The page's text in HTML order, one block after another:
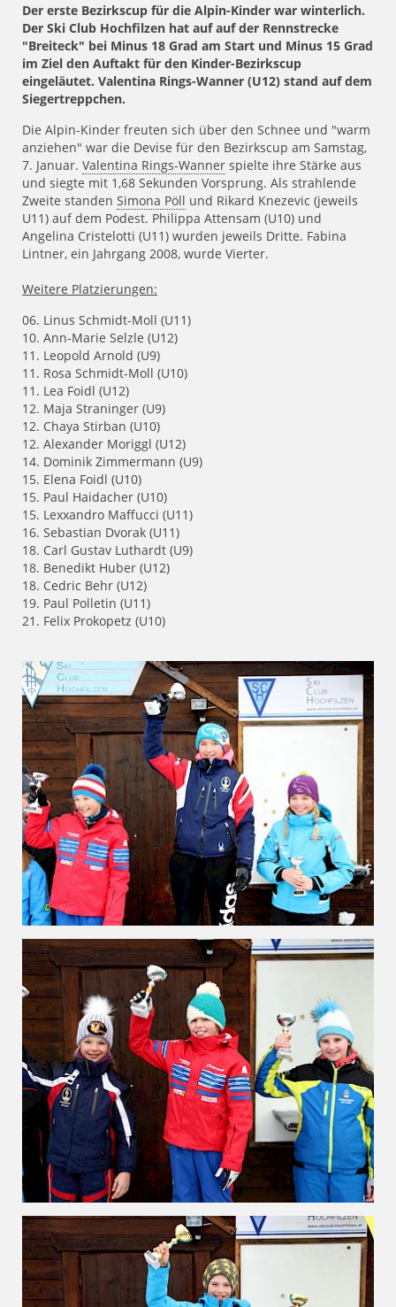
Der erste Bezirkscup für die Alpin-Kinder war winterlich.
Der Ski Club Hochfilzen hat auf auf der Rennstrecke
"Breiteck" bei Minus 18 Grad am Start und Minus 15 Grad
im Ziel den Auftakt für den Kinder-Bezirkscup
eingeläutet. Valentina Rings-Wanner (U12) stand auf dem
Siegertreppchen.
Die Alpin-Kinder freuten sich über den Schnee und "warm
anziehen" war die Devise für den Bezirkscup am Samstag,
7. Januar. Valentina Rings-Wanner spielte ihre Stärke aus
und siegte mit 1,68 Sekunden Vorsprung. Als strahlende
Zweite standen Simona Pöll und Rikard Knezevic (jeweils
U11) auf dem Podest. Philippa Attensam (U10) und
Angelina Cristelotti (U11) wurden jeweils Dritte. Fabina
Lintner, ein Jahrgang 2008, wurde Vierter.
Weitere Platzierungen:
06. Linus Schmidt-Moll (U11)
10. Ann-Marie Selzle (U12)
11. Leopold Arnold (U9)
11. Rosa Schmidt-Moll (U10)
11. Lea Foidl (U12)
12. Maja Straninger (U9)
12. Chaya Stirban (U10)
12. Alexander Moriggl (U12)
14. Dominik Zimmermann (U9)
15. Elena Foidl (U10)
15. Paul Haidacher (U10)
15. Lexxandro Maffucci (U11)
16. Sebastian Dvorak (U11)
18. Carl Gustav Luthardt (U9)
18. Benedikt Huber (U12)
18. Cedric Behr (U12)
19. Paul Polletin (U11)
21. Felix Prokopetz (U10)